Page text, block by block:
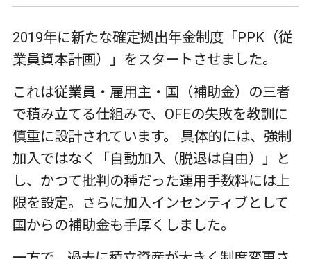
2019年に新たな確定拠出年金制度「 PPK（従
業員資本計画）」をスタートさせました。
これは従業員・雇用主・国（補助金）の三者
で積み立てる仕組みで、 OFEの失敗を教訓に
慎重に設計されています。 具体的には、強制
加入ではなく「自動加入（脱退は自由）」と
し、かつて批判の種だった運用手数料には上
限を設定。さらに加入インセンティブとして
国からの補助金も手厚くしました。